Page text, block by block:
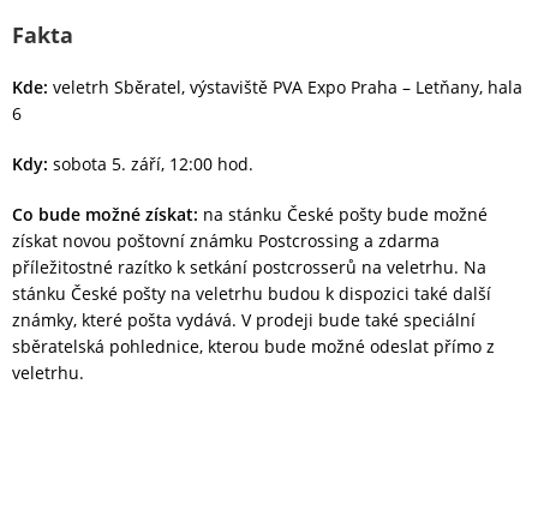
Fakta
Kde: veletrh Sběratel, výstaviště PVA Expo Praha – Letňany, hala
6
Kdy: sobota 5. září, 12:00 hod.
Co bude možné získat: na stánku České pošty bude možné
získat novou poštovní známku Postcrossing a zdarma
příležitostné razítko k setkání postcrosserů na veletrhu. Na
stánku České pošty na veletrhu budou k dispozici také další
známky, které pošta vydává. V prodeji bude také speciální
sběratelská pohlednice, kterou bude možné odeslat přímo z
veletrhu.